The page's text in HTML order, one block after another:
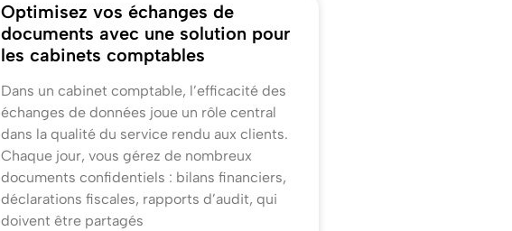
Optimisez vos échanges de
documents avec une solution pour
les cabinets comptables
Dans un cabinet comptable, l’efficacité des
échanges de données joue un rôle central
dans la qualité du service rendu aux clients.
Chaque jour, vous gérez de nombreux
documents confidentiels : bilans financiers,
déclarations fiscales, rapports d’audit, qui
doivent être partagés